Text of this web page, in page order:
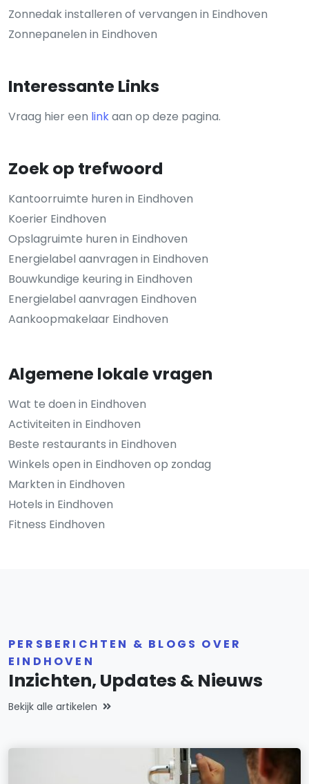
Zonnedak installeren of vervangen in Eindhoven
Zonnepanelen in Eindhoven
Interessante Links
Vraag hier een linkaan op deze pagina.
Zoek op trefwoord
Kantoorruimte huren in Eindhoven
Koerier Eindhoven
Opslagruimte huren in Eindhoven
Energielabel aanvragen in Eindhoven
Bouwkundige keuring in Eindhoven
Energielabel aanvragen Eindhoven
Aankoopmakelaar Eindhoven
Algemene lokale vragen
Wat te doen in Eindhoven
Activiteiten in Eindhoven
Beste restaurants in Eindhoven
Winkels open in Eindhoven op zondag
Markten in Eindhoven
Hotels in Eindhoven
Fitness Eindhoven
PERSBERICHTEN & BLOGS OVER
EINDHOVEN
Inzichten, Updates & Nieuws
Bekijk alle artikelen